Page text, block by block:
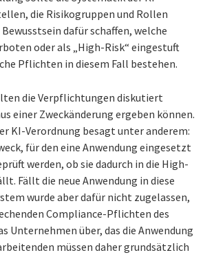
die Risikogruppen und Rollen
dafür schaffen, welche
oder als „High-Risk“ eingestuft
Pflichten in diesem Fall bestehen.
die Verpflichtungen diskutiert
einer Zweckänderung ergeben können.
KI-Verordnung besagt unter anderem:
für den eine Anwendung eingesetzt
werden, ob sie dadurch in die High-
Fällt die neue Anwendung in diese
wurde aber dafür nicht zugelassen,
Compliance-Pflichten des
Unternehmen über, das die Anwendung
müssen daher grundsätzlich